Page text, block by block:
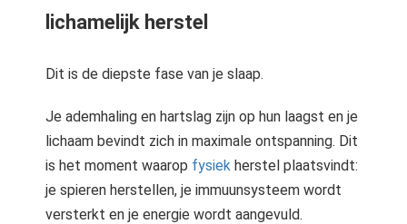
lichamelijk herstel
Dit is de diepste fase van je slaap.
Je ademhaling en hartslag zijn op hun laagst en je
lichaam bevindt zich in maximale ontspanning. Dit
is het moment waarop fysiek herstel plaatsvindt:
je spieren herstellen, je immuunsysteem wordt
versterkt en je energie wordt aangevuld.